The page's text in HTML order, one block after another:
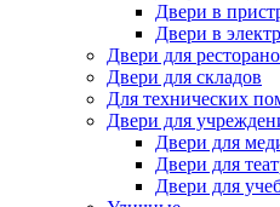
Двери в
Двери в
Двери для
Двери для складов
Для технических
Двери для
Двери для
Двери для
Двери для